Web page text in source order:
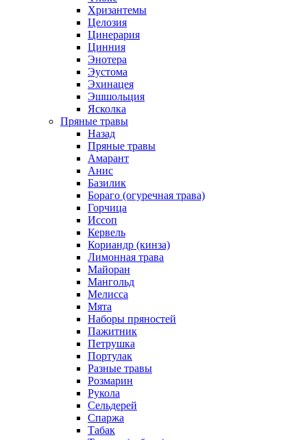
Хризантемы
Целозия
Цинерария
Цинния
Энотера
Эустома
Эхинацея
Эшшольция
Ясколка
Пряные травы
Назад
Пряные травы
Амарант
Анис
Базилик
Бораго (огуречная трава)
Горчица
Иссоп
Кервель
Кориандр (кинза)
Лимонная трава
Майоран
Мангольд
Мелисса
Мята
Наборы пряностей
Пажитник
Петрушка
Портулак
Разные травы
Розмарин
Рукола
Сельдерей
Спаржа
Табак